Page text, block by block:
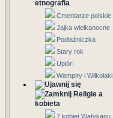
etnografia
Cmentarze polskie
Jajka wielkanocne
Podłaźniczka
Stary rok
Upiór!
Wampiry i Wilkołaki
Religie a
kobieta
7 kobiet Watykanu